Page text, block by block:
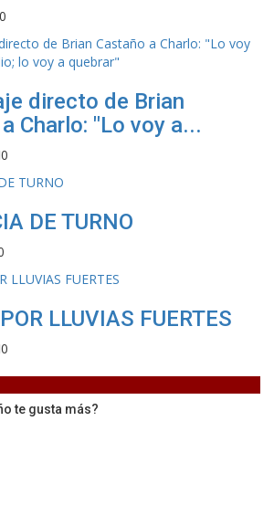
0
directo de Brian
Charlo: "Lo voy a...
0
DE TURNO
LLUVIAS FUERTES
0
te gusta más?